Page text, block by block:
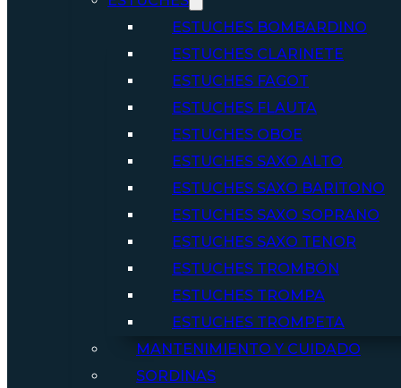
ESTUCHES BOMBARDINO
ESTUCHES CLARINETE
ESTUCHES FAGOT
ESTUCHES FLAUTA
ESTUCHES OBOE
ESTUCHES SAXO ALTO
ESTUCHES SAXO BARITONO
ESTUCHES SAXO SOPRANO
ESTUCHES SAXO TENOR
ESTUCHES TROMBÓN
ESTUCHES TROMPA
ESTUCHES TROMPETA
MANTENIMIENTO Y CUIDADO
SORDINAS